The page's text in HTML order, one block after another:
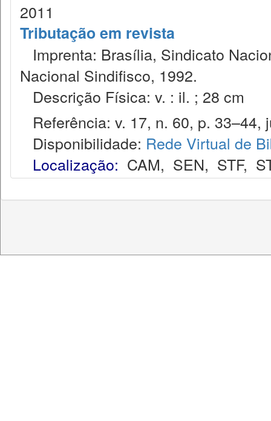
2011
Tributação em revista
Imprenta: Brasília, Sindicato
Nacional Sindifisco, 1992.
Descrição Física: v. : il. ; 28 cm
Referência: v. 17, n. 60, p. 33–44,
Disponibilidade: Rede Virtual de
Localização: CAM, SEN, STF,